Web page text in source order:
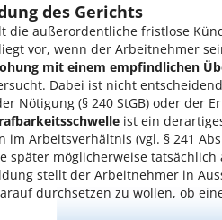
des Gerichts
die außerordentliche fristlose
vor, wenn der Arbeitnehmer
mit einem empfindlichen
Dabei ist nicht
Nötigung (§ 240 StGB) oder der
ist ein
im Arbeitsverhältnis (vgl. § 241
später möglicherweise
stellt der Arbeitnehmer in
durchsetzen zu wollen, ob